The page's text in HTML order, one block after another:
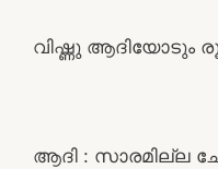
വിഷ്ണു ആദിയോടും
ആദി : സാരമില്ല